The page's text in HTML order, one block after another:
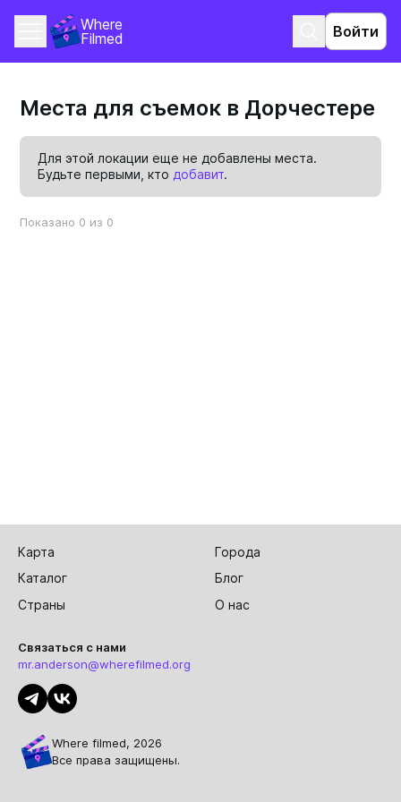
Where
Filmed
Войти
Места для съемок в Дорчестере
Для этой локации еще не добавлены места.
Будьте первыми, кто добавит.
Показано 0 из 0
Карта
Города
Каталог
Блог
Страны
О нас
Связаться с нами
mr.anderson@wherefilmed.org
Where filmed, 2026
Все права защищены.